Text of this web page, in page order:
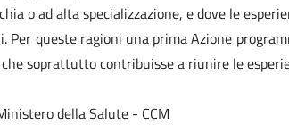
o ad alta specializzazione, e dove le
Per queste ragioni una prima Azione
soprattutto contribuisse a riunire le
della Salute - CCM